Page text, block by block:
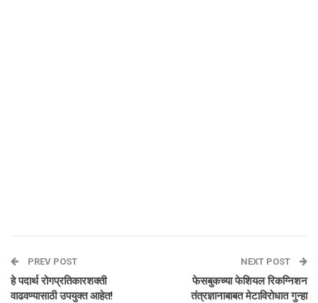
PREV POST
हे पदार्थ रोगप्रतिकारशक्ती
वाढवण्यासाठी उपयुक्त आहेत!
NEXT POST
फेसबुकच्या फेशियल रिकग्निशन
तंत्रज्ञानाबाबत मेटाविरोधात गुन्हा